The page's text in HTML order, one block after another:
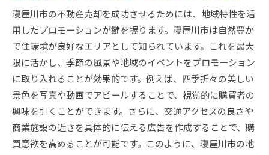
買い手の心をつかむ効果的なプレゼンテーショ
ン
地域の魅力を伝えるためのコミュニケーション
方法
不動産売却で地域特性を最大限に活用する具体
例
寝屋川市の不動産売却を成功させるためには、地域特性を活
用したプロモーションが鍵を握ります。寝屋川市は自然豊か
で住環境が良好なエリアとして知られています。これを最大
限に活かし、季節の風景や地域のイベントをプロモーション
に取り入れることが効果的です。例えば、四季折々の美しい
景色を写真や動画でアピールすることで、視覚的に購買者の
興味を引くことができます。さらに、交通アクセスの良さや
商業施設の近さを具体的に伝える広告を作成することで、購
買意欲を高めることが可能です。このように、寝屋川市の地